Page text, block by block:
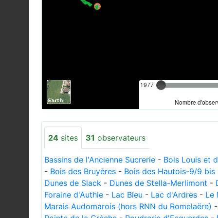
1977
Nombre
24 sites 31 observateurs
Bassins de l'Ancienne Sucrerie - Bois Louis et
- Bois des Bruyères - Bois des Hautois-9/9 bis
Dunes de Slack - Dunes de Stella-Merlimont -
Foraine d'Authie - Lac Bleu - Lac d'Ardres - Le
Marais Audomarois (hors RNN du Romelaëre)